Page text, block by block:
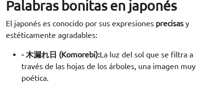
Palabras bonitas en japonés
El japonés es conocido por sus expresiones precisas y
estéticamente agradables:
- 木漏れ日 (Komorebi):La luz del sol que se filtra a
través de las hojas de los árboles, una imagen muy
poética.